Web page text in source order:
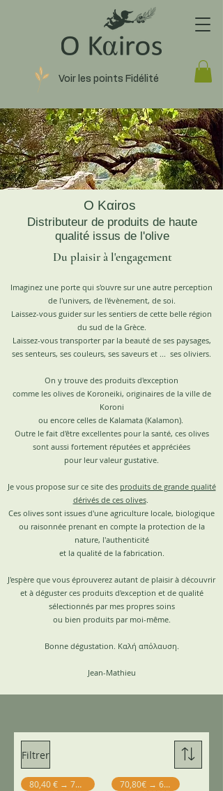
Voir les points Fidélité
O Kαiros
Distributeur de produits de haute
qualité issus de l'olive
Du plaisir à l'engagement
Imaginez une porte qui s'ouvre sur une autre perception
de l'univers, de l'évènement, de soi.
Laissez-vous guider sur les sentiers de cette belle région
du sud de la Grèce.
Laissez-vous transporter par la beauté de ses paysages,
ses senteurs, ses couleurs, ses saveurs et ... ses oliviers.
On y trouve des produits d'exception
comme les olives de Koroneiki, originaires de la ville de
Koroni
ou encore celles de Kalamata (Kalamon).
Outre le fait d'être excellentes pour la santé, ces olives
sont aussi fortement réputées et appréciées
pour leur valeur gustative.
Je vous propose sur ce site des produits de grande qualité
dérivés de ces olives.
Ces olives sont issues d'une agriculture locale, biologique
ou raisonnée prenant en compte la protection de la
nature, l'authenticité
et la qualité de la fabrication.
J'espère que vous éprouverez autant de plaisir à découvrir
et à déguster ces produits d'exception et de qualité
sélectionnés par mes propres soins
ou bien produits par moi-même.
Bonne dégustation. Καλή απόλαυση.
Jean-Mathieu
Filtrer
80,40 € → 72 € TTC 70,80€ → 60€TTC